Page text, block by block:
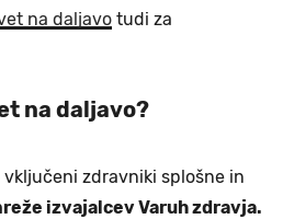
na daljavo tudi za
na daljavo?
zdravniki splošne in
izvajalcev Varuh zdravja.